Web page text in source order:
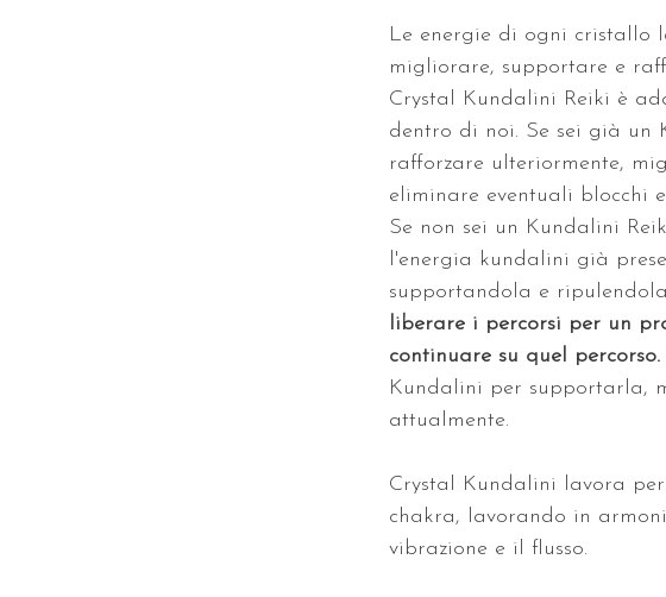
Le energie di ogni cristallo
migliorare, supportare e
Crystal Kundalini Reiki è
dentro di noi. Se sei già un
rafforzare ulteriormente,
eliminare eventuali blocchi
Se non sei un Kundalini
l'energia kundalini già
supportandola e
liberare i percorsi per un
continuare su quel percorso.
Kundalini per supportarla,
attualmente.
Crystal Kundalini lavora
chakra, lavorando in
vibrazione e il flusso.